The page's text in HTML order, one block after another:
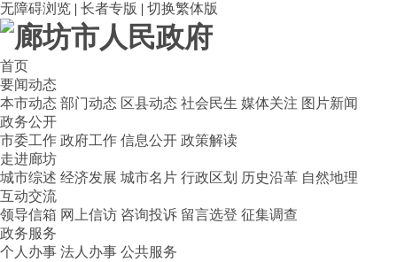
无障碍浏览 | 长者专版 | 切换繁体版
首页
要闻动态
本市动态 部门动态 区县动态 社会民生 媒体关注 图片新闻
政务公开
市委工作 政府工作 信息公开 政策解读
走进廊坊
城市综述 经济发展 城市名片 行政区划 历史沿革 自然地理
互动交流
领导信箱 网上信访 咨询投诉 留言选登 征集调查
政务服务
个人办事 法人办事 公共服务